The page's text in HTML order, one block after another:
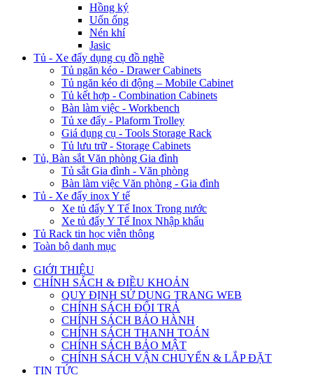
Hồng ký
Uốn ống
Nén khí
Jasic
Tủ - Xe đẩy dụng cụ đồ nghề
Tủ ngăn kéo - Drawer Cabinets
Tủ ngăn kéo di động – Mobile Cabinet
Tủ kết hợp - Combination Cabinets
Bàn làm việc - Workbench
Tủ xe đẩy - Plaform Trolley
Giá dụng cụ - Tools Storage Rack
Tủ lưu trữ - Storage Cabinets
Tủ, Bàn sắt Văn phòng Gia đình
Tủ sắt Gia đình - Văn phòng
Bàn làm việc Văn phòng - Gia đình
Tủ - Xe đẩy inox Y tế
Xe tủ đẩy Y Tế Inox Trong nước
Xe tủ đẩy Y Tế Inox Nhập khẩu
Tủ Rack tin học viễn thông
Toàn bộ danh mục
GIỚI THIỆU
CHÍNH SÁCH & ĐIỀU KHOẢN
QUY ĐỊNH SỬ DỤNG TRANG WEB
CHÍNH SÁCH ĐỔI TRẢ
CHÍNH SÁCH BẢO HÀNH
CHÍNH SÁCH THANH TOÁN
CHÍNH SÁCH BẢO MẬT
CHÍNH SÁCH VẬN CHUYỂN & LẮP ĐẶT
TIN TỨC